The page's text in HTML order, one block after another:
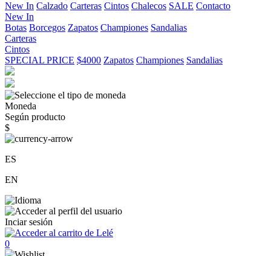
New In Calzado Carteras Cintos Chalecos SALE Contacto
New In
Botas Borcegos Zapatos Championes Sandalias
Carteras
Cintos
SPECIAL PRICE $4000 Zapatos Championes Sandalias
Moneda
Según producto
$
ES
EN
Inciar sesión
0